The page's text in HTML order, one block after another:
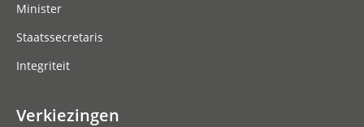
Minister
Staatssecretaris
Integriteit
Verkiezingen